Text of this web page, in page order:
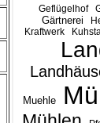
Geflügelhof
Gärtnerei
Kraftwerk
Muehle